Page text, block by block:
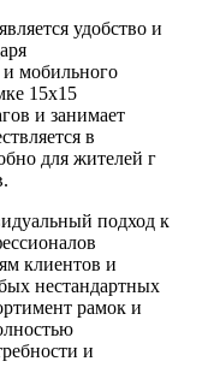
удобство и
и мобильного
15х15
и занимает
в
для жителей г
подход к
клиентов и
нестандартных
рамок и
и